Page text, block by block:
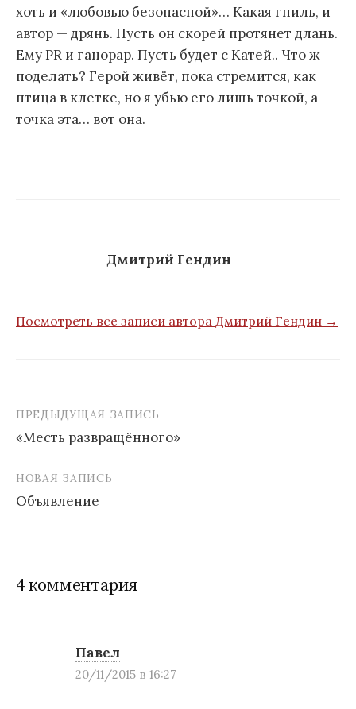
хоть и «любовью безопасной»… Какая гниль, и
автор — дрянь. Пусть он скорей протянет длань.
Ему PR и ганорар. Пусть будет с Катей.. Что ж
поделать? Герой живёт, пока стремится, как
птица в клетке, но я убью его лишь точкой, а
точка эта… вот она.
Дмитрий Гендин
Посмотреть все записи автора Дмитрий Гендин →
а
г
ПРЕДЫДУЩАЯ ЗАПИСЬ
«Месть развращённого»
НОВАЯ ЗАПИСЬ
Объявление
4 комментария
Павел
20/11/2015 в 16:27